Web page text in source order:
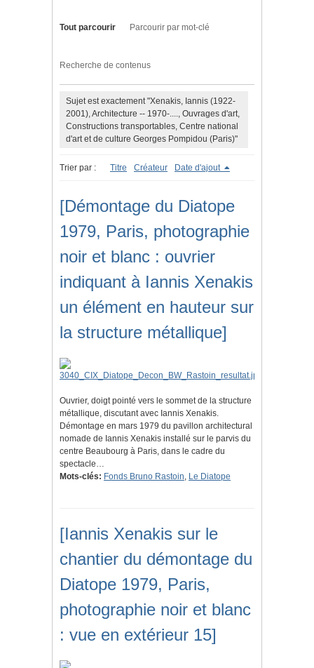
Tout parcourir Parcourir par mot-clé
Recherche de contenus
Sujet est exactement "Xenakis, Iannis (1922-
2001), Architecture -- 1970-...., Ouvrages d'art,
Constructions transportables, Centre national
d'art et de culture Georges Pompidou (Paris)"
Trier par : Titre Créateur Date d'ajout
[Démontage du Diatope
1979, Paris, photographie
noir et blanc : ouvrier
indiquant à Iannis Xenakis
un élément en hauteur sur
la structure métallique]
Ouvrier, doigt pointé vers le sommet de la structure
métallique, discutant avec Iannis Xenakis.
Démontage en mars 1979 du pavillon architectural
nomade de Iannis Xenakis installé sur le parvis du
centre Beaubourg à Paris, dans le cadre du
spectacle…
Mots-clés: Fonds Bruno Rastoin, Le Diatope
[Iannis Xenakis sur le
chantier du démontage du
Diatope 1979, Paris,
photographie noir et blanc
: vue en extérieur 15]